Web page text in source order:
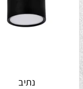
נתיב